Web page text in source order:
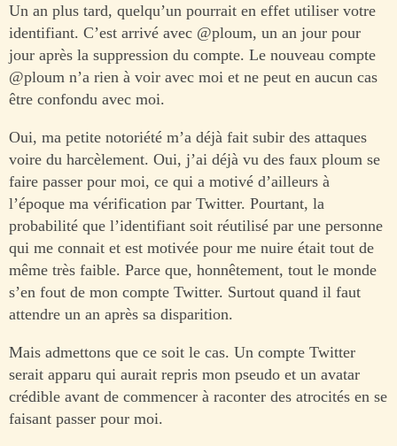
Un an plus tard, quelqu’un pourrait en effet utiliser votre
identifiant. C’est arrivé avec @ploum, un an jour pour
jour après la suppression du compte. Le nouveau compte
@ploum n’a rien à voir avec moi et ne peut en aucun cas
être confondu avec moi.
Oui, ma petite notoriété m’a déjà fait subir des attaques
voire du harcèlement. Oui, j’ai déjà vu des faux ploum se
faire passer pour moi, ce qui a motivé d’ailleurs à
l’époque ma vérification par Twitter. Pourtant, la
probabilité que l’identifiant soit réutilisé par une personne
qui me connait et est motivée pour me nuire était tout de
même très faible. Parce que, honnêtement, tout le monde
s’en fout de mon compte Twitter. Surtout quand il faut
attendre un an après sa disparition.
Mais admettons que ce soit le cas. Un compte Twitter
serait apparu qui aurait repris mon pseudo et un avatar
crédible avant de commencer à raconter des atrocités en se
faisant passer pour moi.